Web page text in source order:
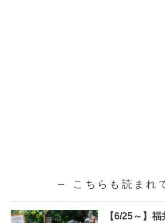
こちらも読まれ
【6/25～】